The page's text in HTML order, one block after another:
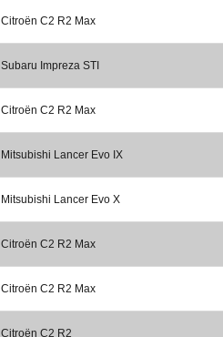
Citroën C2 R2 Max
Subaru Impreza STI
Citroën C2 R2 Max
Mitsubishi Lancer Evo IX
Mitsubishi Lancer Evo X
Citroën C2 R2 Max
Citroën C2 R2 Max
Citroën C2 R2